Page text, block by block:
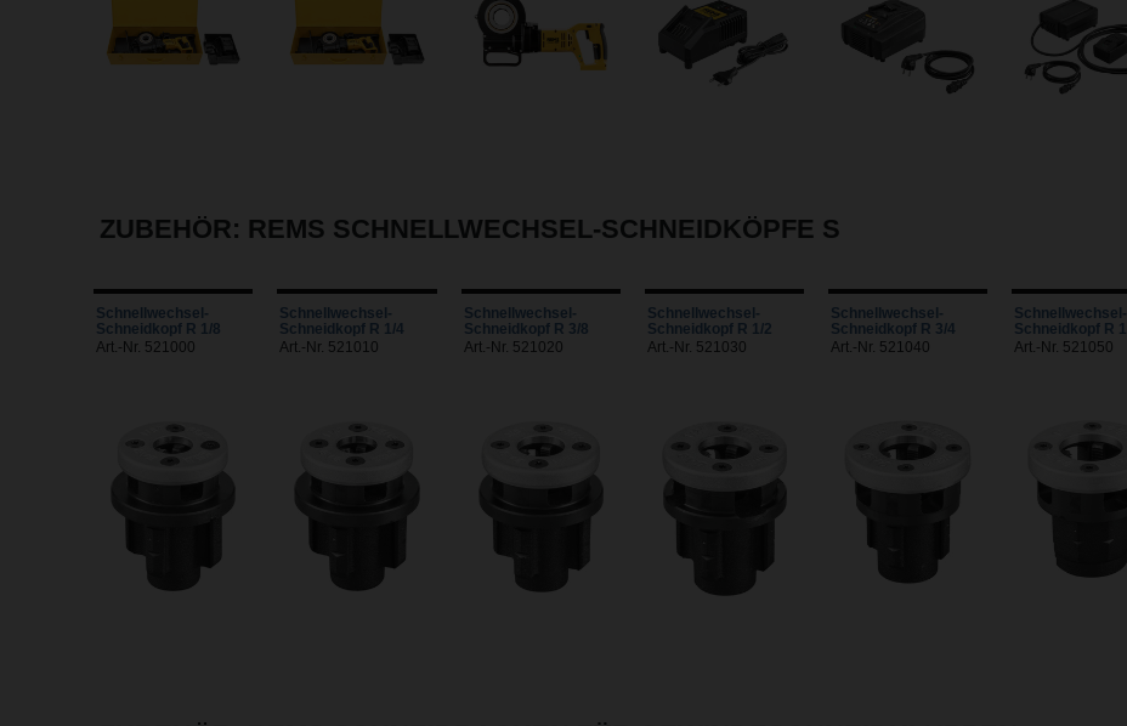
ZUBEHÖR: REMS SCHNELLWECHSEL-SCHNEIDKÖPFE S
Schnellwechsel-
Schneidkopf R 1/8
Art.-Nr. 521000
Schnellwechsel-
Schneidkopf R 1/4
Art.-Nr. 521010
Schnellwechsel-
Schneidkopf R 3/8
Art.-Nr. 521020
Schnellwechsel-
Schneidkopf R 1/2
Art.-Nr. 521030
Schnellwechsel-
Schneidkopf R 3/4
Art.-Nr. 521040
Schnellwechsel-
Schneidkopf R 1
Art.-Nr. 521050